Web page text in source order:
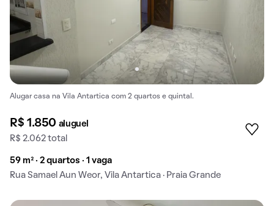
Alugar casa na Vila Antartica com 2 quartos e quintal.
R$ 1.850 aluguel
R$ 2.062 total
59 m² · 2 quartos · 1 vaga
Rua Samael Aun Weor, Vila Antartica · Praia Grande